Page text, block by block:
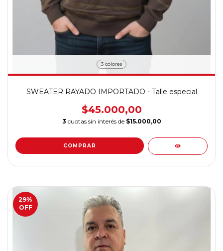
3 colores
SWEATER RAYADO IMPORTADO - Talle especial
$45.000,00
3 cuotas sin interés de $15.000,00
COMPRAR
29%
OFF